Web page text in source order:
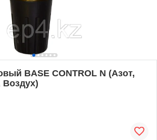
BASE CONTROL N (Aзот,
Воздух)